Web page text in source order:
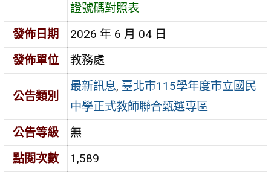
證號碼對照表
發佈日期
2026 年 6 月 04 日
發佈單位
教務處
公告類別
最新訊息, 臺北市115學年度市立國民
中學正式教師聯合甄選專區
公告等級
無
點閱次數
1,589